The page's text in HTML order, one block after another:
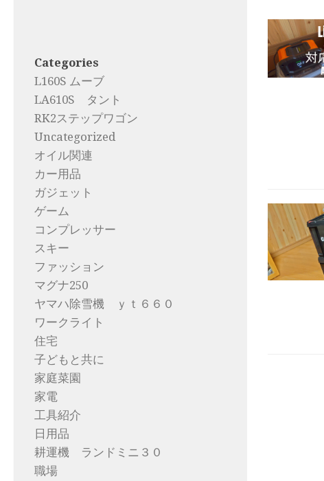
Categories
L160S ムーブ
LA610S タント
RK2ステップワゴン
Uncategorized
オイル関連
カー用品
ガジェット
ゲーム
コンプレッサー
スキー
ファッション
マグナ250
ヤマハ除雪機 ｙｔ６６０
ワークライト
住宅
子どもと共に
家庭菜園
家電
工具紹介
日用品
耕運機 ランドミニ３０
職場